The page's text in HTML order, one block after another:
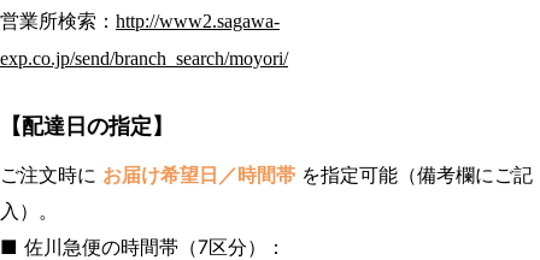
営業所検索： http://www2.sagawa-
exp.co.jp/send/branch_search/moyori/
【配達日の指定】
ご注文時に お届け希望日／時間帯 を指定可能（備考欄にご記
入）。
■ 佐川急便の時間帯（7区分）：